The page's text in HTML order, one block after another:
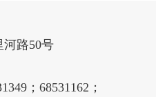
路50号
；68531162；